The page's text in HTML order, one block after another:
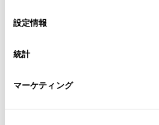
デバイスにすべてのCookie(クッキー
意したことになります。Cookie(ク
設定の変更、同意を撤回したりする
「Cookie（クッキー）情報の取り扱
設定情報
統計
マーケティング